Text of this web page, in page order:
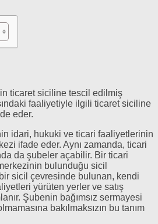
ticaret siciline tescil edilmiş
faaliyetiyle ilgili ticaret siciline
eder.
idari, hukuki ve ticari faaliyetlerinin
ifade eder. Aynı zamanda, ticari
da şubeler açabilir. Bir ticari
bulunduğu sicil
sicil çevresinde bulunan, kendi
yürüten yerler ve satış
Şubenin bağımsız sermayesi
bakılmaksızın bu tanım